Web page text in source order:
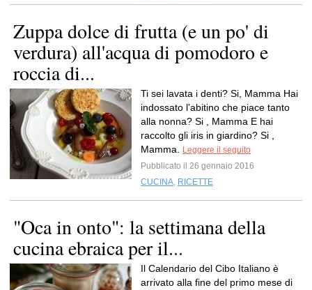
Zuppa dolce di frutta (e un po' di
verdura) all'acqua di pomodoro e
roccia di...
Ti sei lavata i denti? Si, Mamma Hai
indossato l’abitino che piace tanto
alla nonna? Si , Mamma E hai
raccolto gli iris in giardino? Si ,
Mamma.
Leggere il seguito
Pubblicato il 26 gennaio 2016
CUCINA, RICETTE
"Oca in onto": la settimana della
cucina ebraica per il...
Il Calendario del Cibo Italiano è
arrivato alla fine del primo mese di